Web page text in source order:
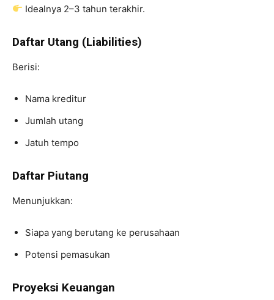
Idealnya 2–3 tahun terakhir.
Daftar Utang (Liabilities)
Berisi:
Nama kreditur
Jumlah utang
Jatuh tempo
Daftar Piutang
Menunjukkan:
Siapa yang berutang ke perusahaan
Potensi pemasukan
Proyeksi Keuangan